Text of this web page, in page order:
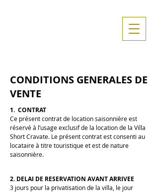
CONDITIONS GENERALES DE
VENTE
1. CONTRAT
Ce présent contrat de location saisonnière est
réservé à l’usage exclusif de la location de la Villa
Short Cravate. Le présent contrat est consenti au
locataire à titre touristique et est de nature
saisonnière.
2. DELAI DE RESERVATION AVANT ARRIVEE
3 jours pour la privatisation de la villa, le jour